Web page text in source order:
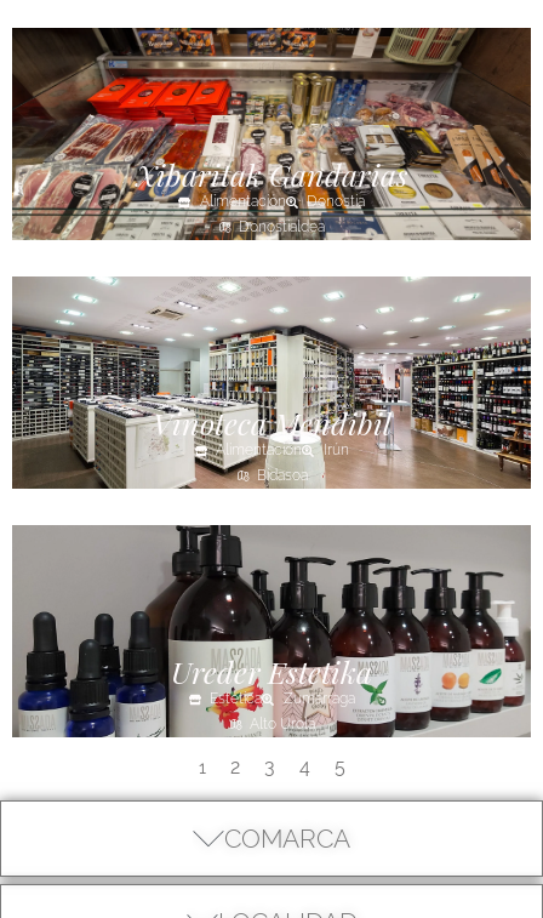
COMARCA
Xibaritak Gandarias
Alimentación
Donostia
Donostialdea
Vinoteca Mendibil
Alimentación
Irún
Bidasoa
Ureder Estetika
Estética
Zumarraga
Alto Urola
1 2 3 4 5